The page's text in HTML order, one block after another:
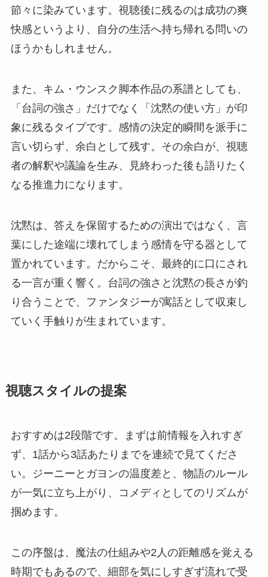
節々に染みています。視聴後に残るのは成功の爽
快感というより、自分の生活へ持ち帰れる問いの
ほうかもしれません。
また、キム・ウンスク脚本作品の系譜としても、
「台詞の強さ」だけでなく「沈黙の使い方」が印
象に残るタイプです。感情の決定的瞬間を派手に
言い切らず、余白として残す。その余白が、視聴
者の解釈や議論を生み、見終わった後も語りたく
なる推進力になります。
沈黙は、答えを保留するための演出ではなく、言
葉にした途端に壊れてしまう感情を守る器として
置かれています。だからこそ、最終的に口にされ
る一言が重く響く。台詞の強さと沈黙の長さが釣
り合うことで、ファンタジーが寓話として収束し
ていく手触りが生まれています。
視聴スタイルの提案
おすすめは2段階です。まずは前情報を入れすぎ
ず、1話から3話あたりまでを連続で見てくださ
い。ジーニーとガヨンの温度差と、物語のルール
が一気に立ち上がり、コメディとしてのリズムが
掴めます。
この序盤は、魔法の仕組みや2人の距離感を覚える
時期でもあるので、細部を気にしすぎず流れで受